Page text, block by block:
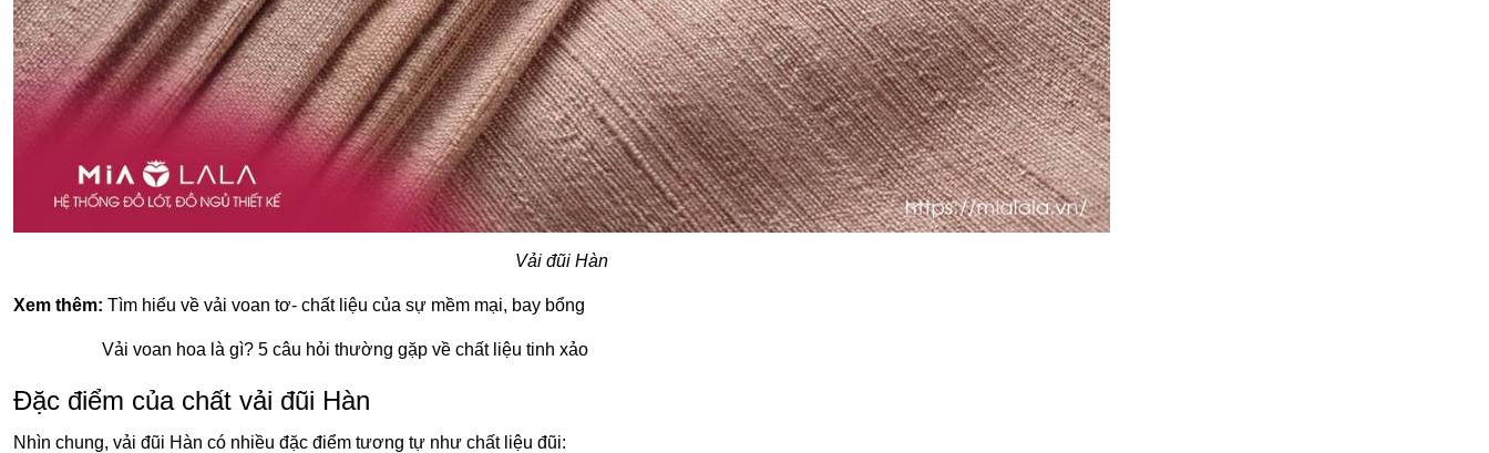
Vải đũi Hàn
Xem thêm: Tìm hiểu về vải voan tơ- chất liệu của sự mềm mại, bay bổng
Vải voan hoa là gì? 5 câu hỏi thường gặp về chất liệu tinh xảo
Đặc điểm của chất vải đũi Hàn
Nhìn chung, vải đũi Hàn có nhiều đặc điểm tương tự như chất liệu đũi: